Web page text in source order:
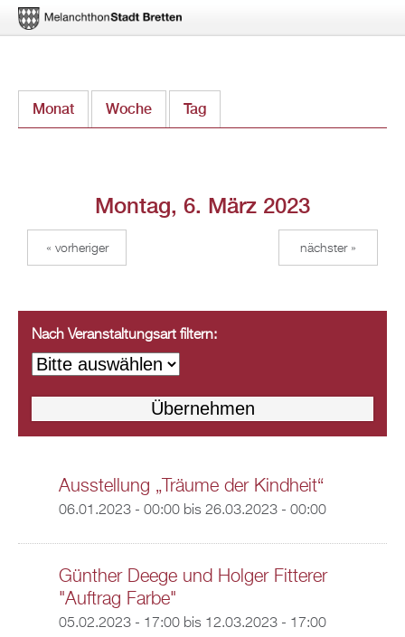
zum
Monat Woche Tag
Montag, 6. März 2023
« vorheriger nächster »
Nach Veranstaltungsart filtern:
Ausstellung „Träume der Kindheit“
06.01.2023 - 00:00bis 26.03.2023 - 00:00
Günther Deege und Holger Fitterer
"Auftrag Farbe"
05.02.2023 - 17:00bis 12.03.2023 - 17:00